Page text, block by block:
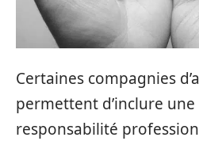
Certaines compagnies
permettent d’inclure une
responsabilité